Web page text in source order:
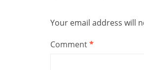
Your email address will
Comment*